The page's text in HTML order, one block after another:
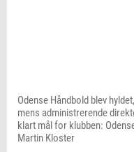
Odense Håndbold blev
mens administrerende
klart mål for klubben:
Martin Kloster